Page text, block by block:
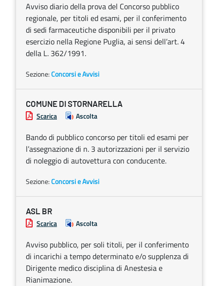
Avviso diario della prova del Concorso pubblico
regionale, per titoli ed esami, per il conferimento
di sedi farmaceutiche disponibili per il privato
esercizio nella Regione Puglia, ai sensi dell’art. 4
della L. 362/1991.
Sezione:Concorsi e Avvisi
COMUNE DI STORNARELLA
Scarica Ascolta
Bando di pubblico concorso per titoli ed esami per
l’assegnazione di n. 3 autorizzazioni per il servizio
di noleggio di autovettura con conducente.
Sezione:Concorsi e Avvisi
ASL BR
Scarica Ascolta
Avviso pubblico, per soli titoli, per il conferimento
di incarichi a tempo determinato e/o supplenza di
Dirigente medico disciplina di Anestesia e
Rianimazione.